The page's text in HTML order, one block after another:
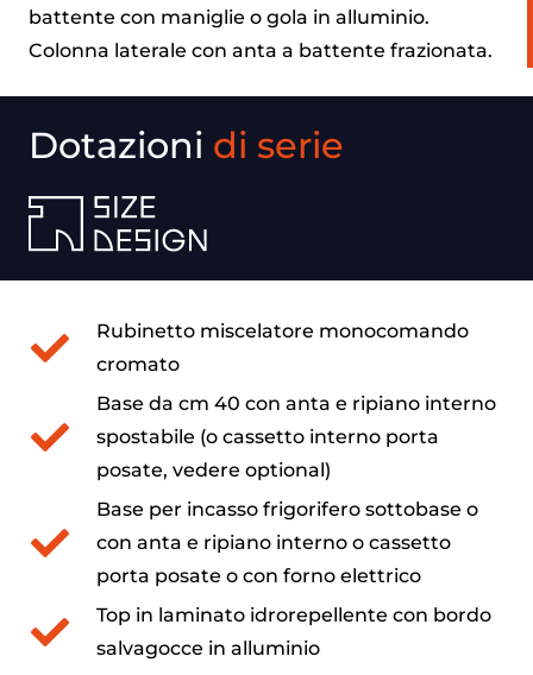
battente con maniglie o gola in alluminio.
Colonna laterale con anta a battente frazionata.
Dotazioni di serie
Rubinetto miscelatore monocomando
cromato
Base da cm 40 con anta e ripiano interno
spostabile (o cassetto interno porta
posate, vedere optional)
Base per incasso frigorifero sottobase o
con anta e ripiano interno o cassetto
porta posate o con forno elettrico
Top in laminato idrorepellente con bordo
salvagocce in alluminio